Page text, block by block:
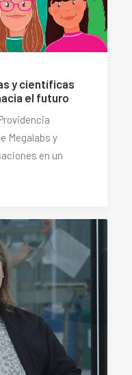
y científicas
el futuro
Megalabs y
en un